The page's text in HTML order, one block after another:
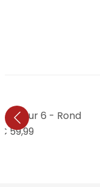
Natuur 6 - Rond
59,99